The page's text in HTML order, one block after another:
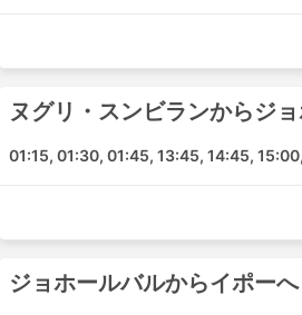
しており、ルートも確立され
電車や飛行機と異なり、バ
際線であっても、チェックイ
しく、例え制限されている場
バスのチケットは、航空券や
べて、手頃な価格で購入でき
択肢が用意されています。安
ヌグリ・スンビランからジ
01:15, 01:30, 01:45, 13:45, 14:45,
ジョホールバルからイポーへ